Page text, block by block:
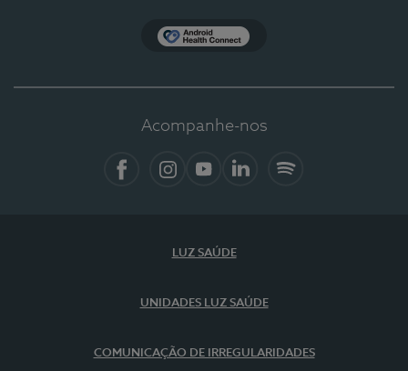
Acompanhe-nos
LUZ SAÚDE
UNIDADES LUZ SAÚDE
COMUNICAÇÃO DE IRREGULARIDADES